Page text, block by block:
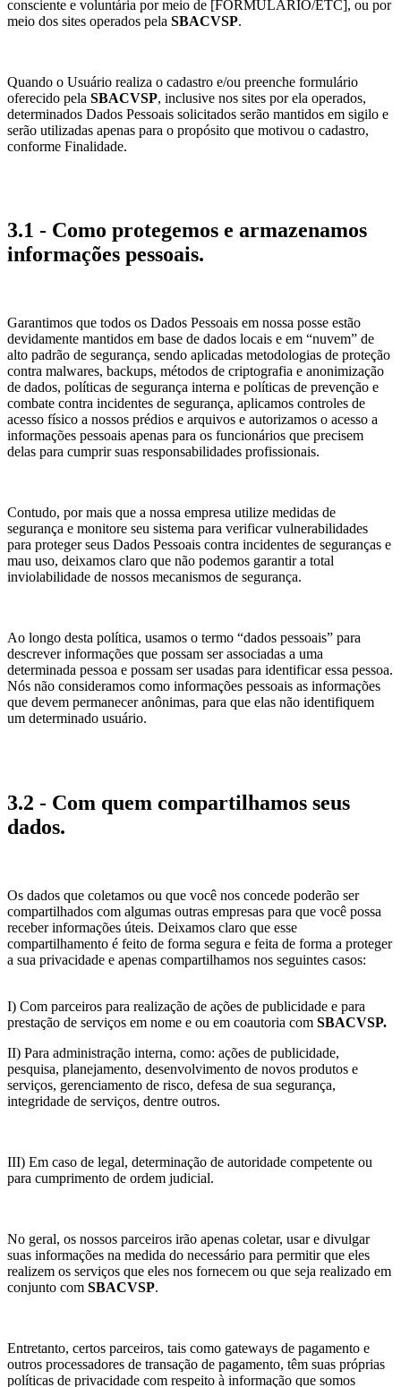
consciente e voluntária por meio de [FORMULÁRIO/ETC], ou por
meio dos sites operados pela SBACVSP.
Quando o Usuário realiza o cadastro e/ou preenche formulário
oferecido pela SBACVSP, inclusive nos sites por ela operados,
determinados Dados Pessoais solicitados serão mantidos em sigilo e
serão utilizadas apenas para o propósito que motivou o cadastro,
conforme Finalidade.
3.1 - Como protegemos e armazenamos
informações pessoais.
Garantimos que todos os Dados Pessoais em nossa posse estão
devidamente mantidos em base de dados locais e em “nuvem” de
alto padrão de segurança, sendo aplicadas metodologias de proteção
contra malwares, backups, métodos de criptografia e anonimização
de dados, políticas de segurança interna e políticas de prevenção e
combate contra incidentes de segurança, aplicamos controles de
acesso físico a nossos prédios e arquivos e autorizamos o acesso a
informações pessoais apenas para os funcionários que precisem
delas para cumprir suas responsabilidades profissionais.
Contudo, por mais que a nossa empresa utilize medidas de
segurança e monitore seu sistema para verificar vulnerabilidades
para proteger seus Dados Pessoais contra incidentes de seguranças e
mau uso, deixamos claro que não podemos garantir a total
inviolabilidade de nossos mecanismos de segurança.
Ao longo desta política, usamos o termo “dados pessoais” para
descrever informações que possam ser associadas a uma
determinada pessoa e possam ser usadas para identificar essa pessoa.
Nós não consideramos como informações pessoais as informações
que devem permanecer anônimas, para que elas não identifiquem
um determinado usuário.
3.2 - Com quem compartilhamos seus
dados.
Os dados que coletamos ou que você nos concede poderão ser
compartilhados com algumas outras empresas para que você possa
receber informações úteis. Deixamos claro que esse
compartilhamento é feito de forma segura e feita de forma a proteger
a sua privacidade e apenas compartilhamos nos seguintes casos:
I) Com parceiros para realização de ações de publicidade e para
prestação de serviços em nome e ou em coautoria com SBACVSP.
II) Para administração interna, como: ações de publicidade,
pesquisa, planejamento, desenvolvimento de novos produtos e
serviços, gerenciamento de risco, defesa de sua segurança,
integridade de serviços, dentre outros.
III) Em caso de legal, determinação de autoridade competente ou
para cumprimento de ordem judicial.
No geral, os nossos parceiros irão apenas coletar, usar e divulgar
suas informações na medida do necessário para permitir que eles
realizem os serviços que eles nos fornecem ou que seja realizado em
conjunto com SBACVSP.
Entretanto, certos parceiros, tais como gateways de pagamento e
outros processadores de transação de pagamento, têm suas próprias
políticas de privacidade com respeito à informação que somos